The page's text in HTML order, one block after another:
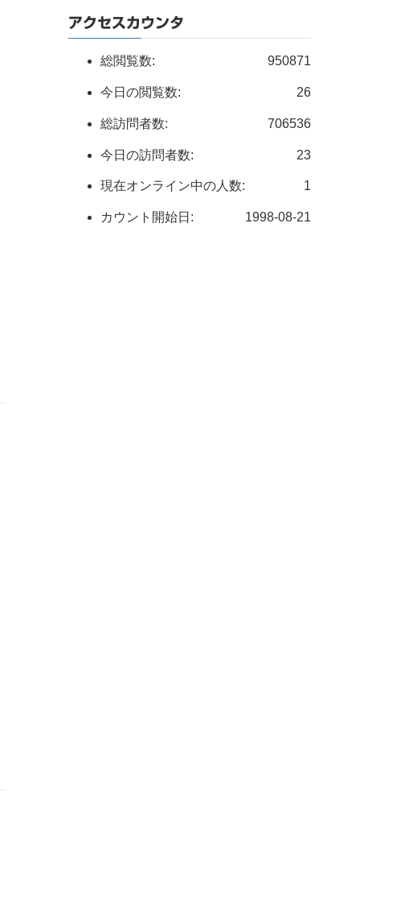
アクセスカウンタ
950871
総閲覧数:
26
今日の閲覧数:
706536
総訪問者数:
23
今日の訪問者数:
1
現在オンライン中の人数:
1998-08-21
カウント開始日: